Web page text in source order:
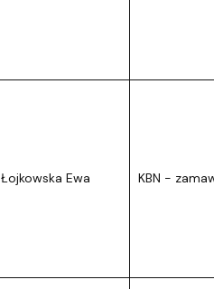
Łojkowska Ewa KBN -